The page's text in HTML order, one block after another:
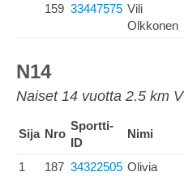
159 33447575 Vili
Olkkonen
N14
Naiset 14 vuotta 2.5 km V
Sija Nro
Sportti-
ID
Nimi
1 187 34322505 Olivia